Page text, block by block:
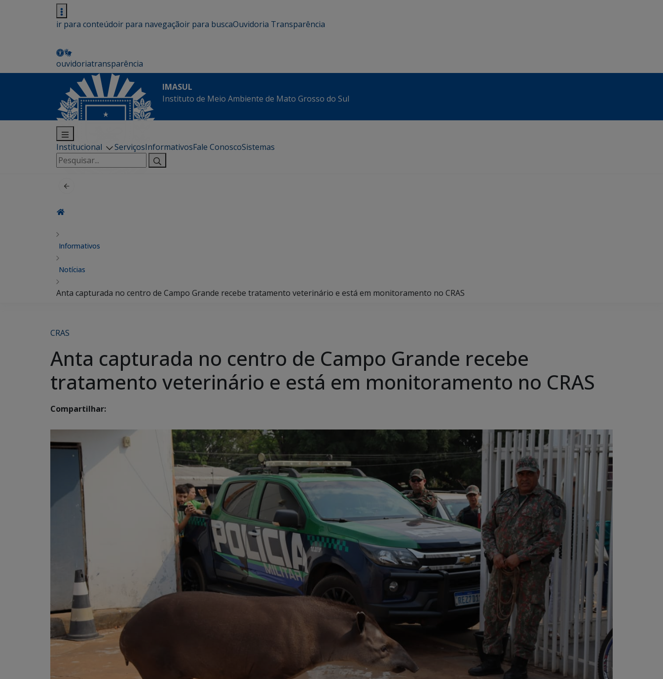
ir para conteúdoir para navegaçãoir para buscaOuvidoria Transparência
ouvidoriatransparência
IMASUL
Instituto de Meio Ambiente de Mato Grosso do Sul
Institucional ServiçosInformativosFale ConoscoSistemas
Pesquisar
por:
Informativos
Notícias
Anta capturada no centro de Campo Grande recebe tratamento veterinário e está em monitoramento no CRAS
CRAS
Anta capturada no centro de Campo Grande recebe
tratamento veterinário e está em monitoramento no CRAS
Compartilhar: